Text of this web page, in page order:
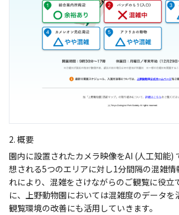
2. 概要
園内に設置されたカメラ映像をAI (人工知能)
想される5つのエリアに対し1分間隔の混雑情
れにより、混雑をさけながらのご観覧に役立
に、上野動物園においては混雑度のデータを
観覧環境の改善にも活用していきます。